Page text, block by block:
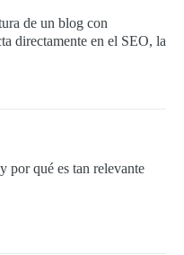
de un blog con
directamente en el SEO, la
por qué es tan relevante